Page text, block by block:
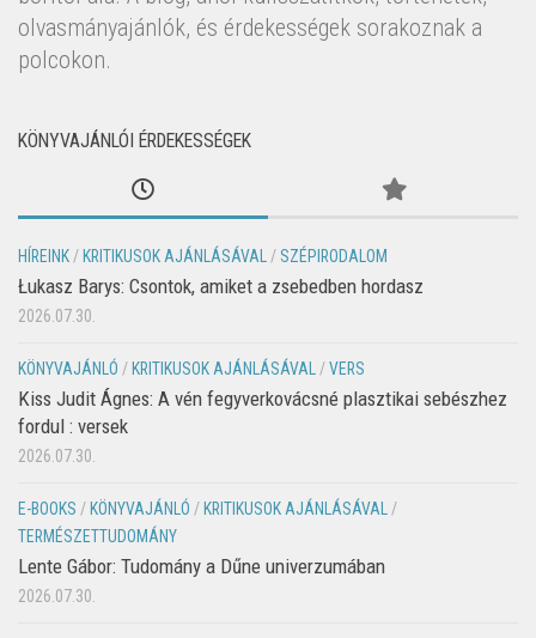
olvasmányajánlók, és érdekességek sorakoznak a
polcokon.
KÖNYVAJÁNLÓI ÉRDEKESSÉGEK
HÍREINK/ KRITIKUSOK AJÁNLÁSÁVAL/ SZÉPIRODALOM
Łukasz Barys: Csontok, amiket a zsebedben hordasz
2026.07.30.
KÖNYVAJÁNLÓ / KRITIKUSOK AJÁNLÁSÁVAL/VERS
Kiss Judit Ágnes: A vén fegyverkovácsné plasztikai sebészhez
fordul : versek
2026.07.30.
E-BOOKS / KÖNYVAJÁNLÓ / KRITIKUSOK AJÁNLÁSÁVAL/
TERMÉSZETTUDOMÁNY
Lente Gábor: Tudomány a Dűne univerzumában
2026.07.30.